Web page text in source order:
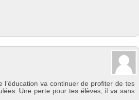
va continuer de profiter de tes
Une perte pour tes élèves, il va sans